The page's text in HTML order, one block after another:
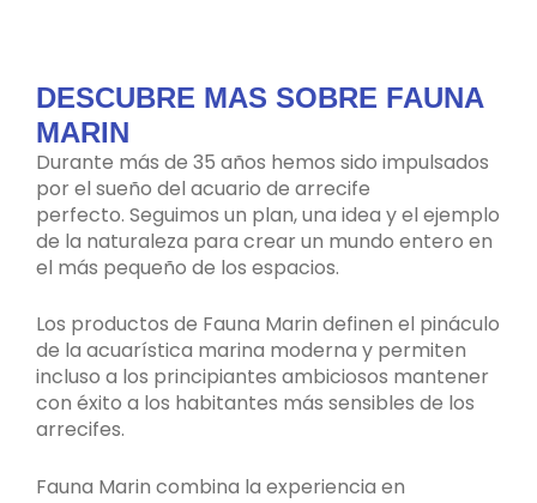
DESCUBRE MAS SOBRE FAUNA
MARIN
Durante más de 35 años hemos sido impulsados ​​
por el sueño del acuario de arrecife
perfecto. Seguimos un plan, una idea y el ejemplo
de la naturaleza para crear un mundo entero en
el más pequeño de los espacios.
Los productos de Fauna Marin definen el pináculo
de la acuarística marina moderna y permiten
incluso a los principiantes ambiciosos mantener
con éxito a los habitantes más sensibles de los
arrecifes.
Fauna Marin combina la experiencia en